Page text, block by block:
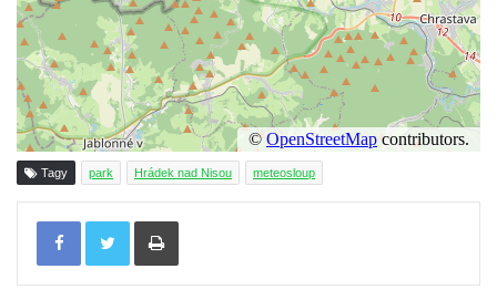
Tagy park Hrádek nad Nisou meteosloup
Tisknout